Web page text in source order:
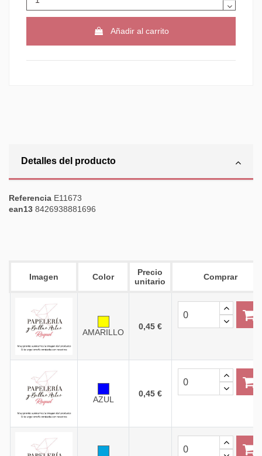
Añadir al carrito
Detalles del producto
Referencia E11673
ean13 8426938881696
Imagen Color
Precio
unitario
Comprar
AMARILLO
0,45 €
AZUL
0,45 €